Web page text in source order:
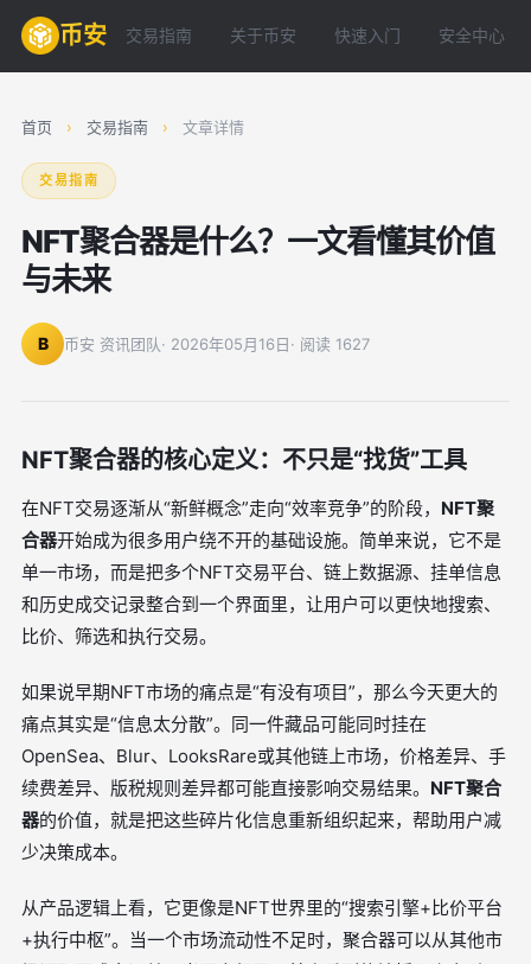
币安 交易指南 关于币安 快速入门 安全中心
首页 › 交易指南 › 文章详情
交易指南
NFT聚合器是什么？一文看懂其价值
与未来
B 币安 资讯团队· 2026年05月16日· 阅读 1627
NFT聚合器的核心定义：不只是“找货”工具
在NFT交易逐渐从“新鲜概念”走向“效率竞争”的阶段， NFT聚
合器开始成为很多用户绕不开的基础设施。简单来说，它不是
单一市场，而是把多个NFT交易平台、链上数据源、挂单信息
和历史成交记录整合到一个界面里，让用户可以更快地搜索、
比价、筛选和执行交易。
如果说早期NFT市场的痛点是“有没有项目”，那么今天更大的
痛点其实是“信息太分散”。同一件藏品可能同时挂在
OpenSea、Blur、LooksRare或其他链上市场，价格差异、手
续费差异、版税规则差异都可能直接影响交易结果。 NFT聚合
器的价值，就是把这些碎片化信息重新组织起来，帮助用户减
少决策成本。
从产品逻辑上看，它更像是NFT世界里的“搜索引擎+比价平台
+执行中枢”。当一个市场流动性不足时，聚合器可以从其他市